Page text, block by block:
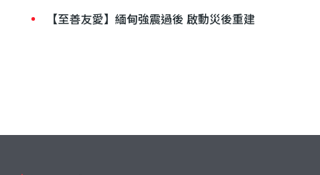
【至善友愛】緬甸強震過後 啟動災後重建